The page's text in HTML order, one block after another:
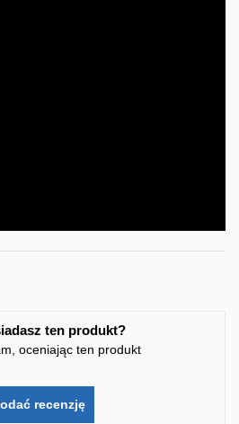
ten produkt?
oceniając ten produkt
recenzję